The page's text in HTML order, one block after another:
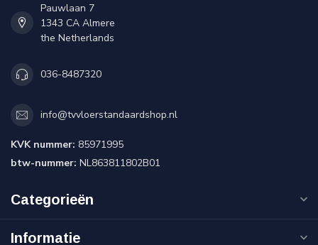
Pauwlaan 7
1343 CA Almere
the Netherlands
036-8487320
info@tvvloerstandaardshop.nl
KVK nummer: 85971995
btw-nummer: NL863811802B01
Categorieën
Informatie